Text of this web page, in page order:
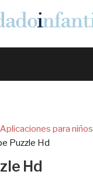
Aplicaciones para niños
Puzzle Hd
Hd